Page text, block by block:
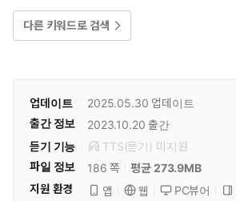
다른 키워드로 검색
업데이트 2025.05.30 업데이트
출간 정보
2023.10.20 출간
듣기 기능
TTS(듣기) 미 지원
파일 정보
186 쪽
평균 273.9MB
지원 환경
앱 웹 PC뷰어